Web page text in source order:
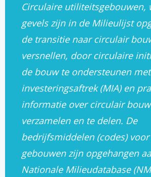
Circulaire utiliteitsgebouwen,
gevels zijn in de Milieulijst
de transitie naar circulair
versnellen, door circulaire
de bouw te ondersteunen
investeringsaftrek (MIA) en
informatie over circulair
verzamelen en te delen. De
bedrijfsmiddelen (codes)
gebouwen zijn opgehangen
Nationale Milieudatabase